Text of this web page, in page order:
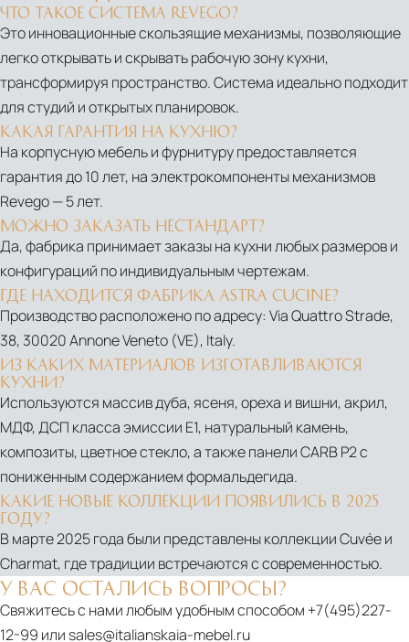
PDF
Industrial
PDF
Atelier
&
Brio
ЧТО ТАКОЕ СИСТЕМА REVEGO?
Это инновационные скользящие механизмы, позволяющие
легко открывать и скрывать рабочую зону кухни,
трансформируя пространство. Система идеально подходит
для студий и открытых планировок.
КАКАЯ ГАРАНТИЯ НА КУХНЮ?
На корпусную мебель и фурнитуру предоставляется
гарантия до 10 лет, на электрокомпоненты механизмов
Revego — 5 лет.
МОЖНО ЗАКАЗАТЬ НЕСТАНДАРТ?
Да, фабрика принимает заказы на кухни любых размеров и
конфигураций по индивидуальным чертежам.
ГДЕ НАХОДИТСЯ ФАБРИКА ASTRA CUCINE?
Производство расположено по адресу: Via Quattro Strade,
38, 30020 Annone Veneto (VE), Italy.
ИЗ КАКИХ МАТЕРИАЛОВ ИЗГОТАВЛИВАЮТСЯ
КУХНИ?
Используются массив дуба, ясеня, ореха и вишни, акрил,
МДФ, ДСП класса эмиссии Е1, натуральный камень,
композиты, цветное стекло, а также панели CARB P2 с
пониженным содержанием формальдегида.
КАКИЕ НОВЫЕ КОЛЛЕКЦИИ ПОЯВИЛИСЬ В 2025
ГОДУ?
В марте 2025 года были представлены коллекции Cuvée и
Charmat, где традиции встречаются с современностью.
У ВАС ОСТАЛИСЬ ВОПРОСЫ?
Свяжитесь с нами любым удобным способом +7(495)227-
12-99 или sales@italianskaia-mebel.ru